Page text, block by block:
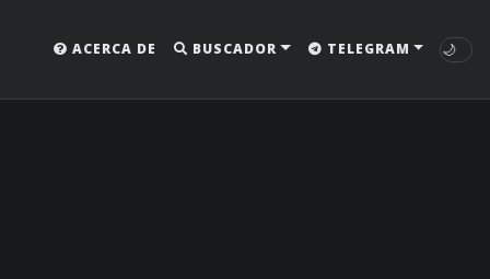
ACERCA DE BUSCADOR TELEGRAM 🌙